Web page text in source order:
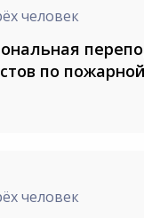
человек
по
человек